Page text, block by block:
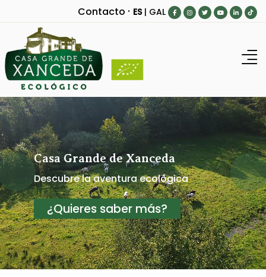
Contacto · ES | GAL
Inicio
Nuestra granja
MuuUuy bueno para...
Blog
Productos
¿Dónde comprar?
Contacto
Ecovisitas
Casa Grande de Xanceda
Descubre la aventura ecológica
¿Quieres saber más?